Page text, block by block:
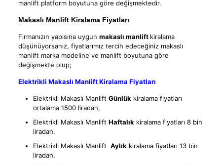
manlift platform boyutuna göre değişmektedir.
Makaslı Manlift Kiralama Fiyatları
Firmanızın yapısına uygun makaslı manlift kiralama
düşünüyorsanız, fiyatlarımız tercih edeceğiniz makaslı
manlift marka modeline ve manlift boyutuna göre
değişmekte olup;
Elektrikli Makaslı Manlift Kiralama Fiyatları
Elektrikli Makaslı Manlift Günlük kiralama fiyatları
ortalama 1500 liradan,
Elektrikli Makaslı Manlift Haftalık kiralama fiyatları 8 bin
liradan,
Elektrikli Makaslı Manlift Aylık kiralama fiyatları 13 bin
liradan,